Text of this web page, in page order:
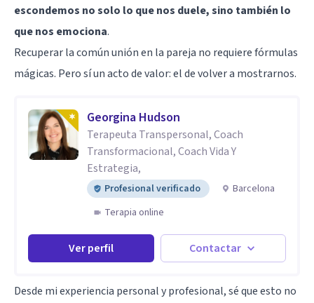
escondemos no solo lo que nos duele, sino también lo
que nos emociona.
Recuperar la común unión en la pareja no requiere fórmulas
mágicas. Pero sí un acto de valor: el de volver a mostrarnos.
Georgina Hudson
Terapeuta Transpersonal, Coach
Transformacional, Coach Vida Y
Estrategia,
Profesional verificado
Barcelona
Terapia online
Ver perfil Contactar
Desde mi experiencia personal y profesional, sé que esto no